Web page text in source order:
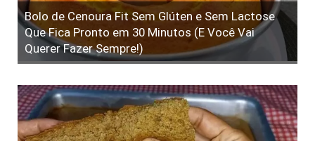
Bolo de Cenoura Fit Sem Glúten e Sem Lactose
Que Fica Pronto em 30 Minutos (E Você Vai
Querer Fazer Sempre!)